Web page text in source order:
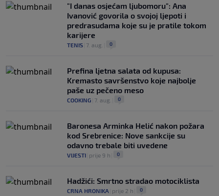
"I danas osjećam ljubomoru": Ana
Ivanović govorila o svojoj ljepoti i
predrasudama koje su je pratile tokom
karijere
TENIS 7. aug. 0
Prefina ljetna salata od kupusa:
Kremasto savršenstvo koje najbolje
paše uz pečeno meso
COOKING 7. aug. 0
Baronesa Arminka Helić nakon požara
kod Srebrenice: Nove sankcije su
odavno trebale biti uvedene
VIJESTI prije 9 h 0
Hadžići: Smrtno stradao motociklista
CRNA HRONIKA prije 2 h 0